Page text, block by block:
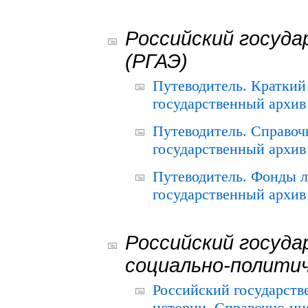
Российский
(РГАЭ)
Путеводитель.
государственный
Путеводитель.
государственный
Путеводитель. Фонды
государственный
Российский
социально-
Российский